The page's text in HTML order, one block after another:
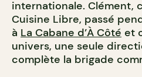
internationale. Clément,
Cuisine Libre, passé
à La Cabane d’À Côté et
univers, une seule
complète la brigade